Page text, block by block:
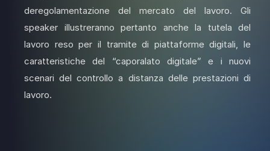
deregolamentazione del mercato del lavoro. Gli
speaker illustreranno pertanto anche la tutela del
lavoro reso per il tramite di piattaforme digitali, le
caratteristiche del “caporalato digitale” e i nuovi
scenari del controllo a distanza delle prestazioni di
lavoro.